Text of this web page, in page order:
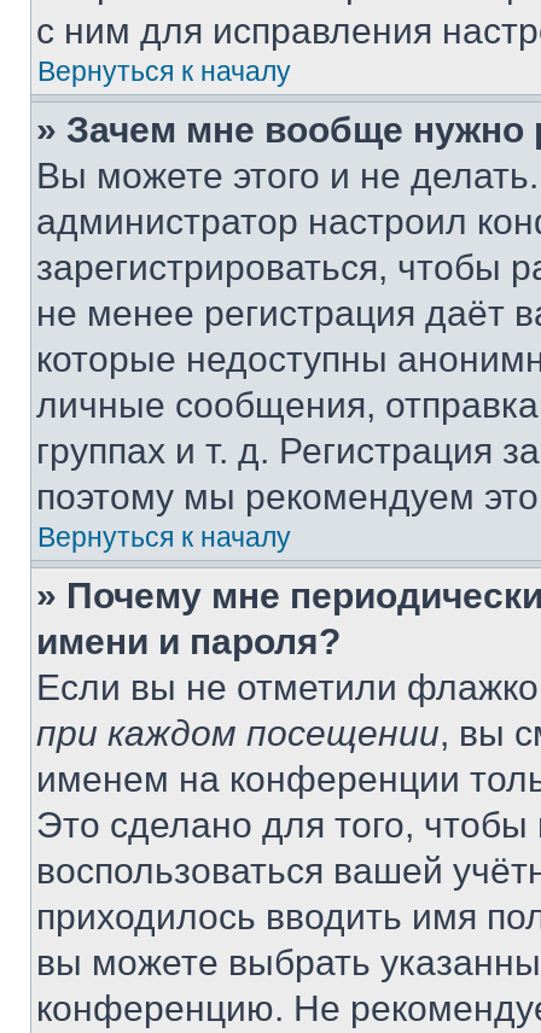
с ним для исправления
Вернуться к началу
» Зачем мне вообще нужно
Вы можете этого и не
администратор настроил
зарегистрироваться, чтобы
не менее регистрация даёт
которые недоступны
личные сообщения,
группах и т. д. Регистрация
поэтому мы рекомендуем
Вернуться к началу
» Почему мне
имени и пароля?
Если вы не отметили
при каждом посещении, вы
именем на конференции
Это сделано для того, чтобы
воспользоваться вашей
приходилось вводить имя
вы можете выбрать
конференцию. Не